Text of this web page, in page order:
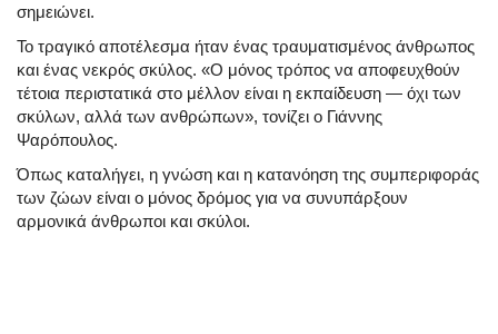
σημειώνει.
Το τραγικό αποτέλεσμα ήταν ένας τραυματισμένος άνθρωπος
και ένας νεκρός σκύλος. «Ο μόνος τρόπος να αποφευχθούν
τέτοια περιστατικά στο μέλλον είναι η εκπαίδευση — όχι των
σκύλων, αλλά των ανθρώπων», τονίζει ο Γιάννης
Ψαρόπουλος.
Όπως καταλήγει, η γνώση και η κατανόηση της συμπεριφοράς
των ζώων είναι ο μόνος δρόμος για να συνυπάρξουν
αρμονικά άνθρωποι και σκύλοι.